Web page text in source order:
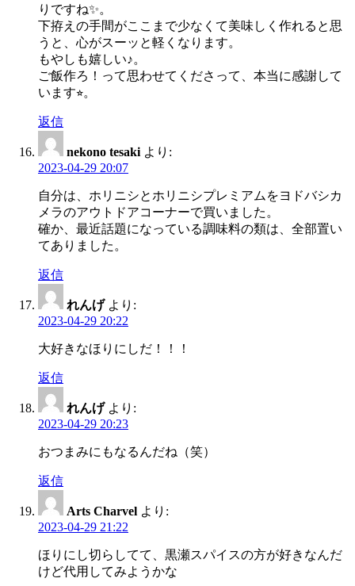
りですね✨。
下拵えの手間がここまで少なくて美味しく作れると思
うと、心がスーッと軽くなります。
もやしも嬉しい♪。
ご飯作ろ！って思わせてくださって、本当に感謝して
います⭐︎。
返信
nekono tesaki より:
2023-04-29 20:07
自分は、ホリニシとホリニシプレミアムをヨドバシカ
メラのアウトドアコーナーで買いました。
確か、最近話題になっている調味料の類は、全部置い
てありました。
返信
れんげ より:
2023-04-29 20:22
大好きなほりにしだ！！！
返信
れんげ より:
2023-04-29 20:23
おつまみにもなるんだね（笑）
返信
Arts Charvel より:
2023-04-29 21:22
ほりにし切らしてて、黒瀬スパイスの方が好きなんだ
けど代用してみようかな